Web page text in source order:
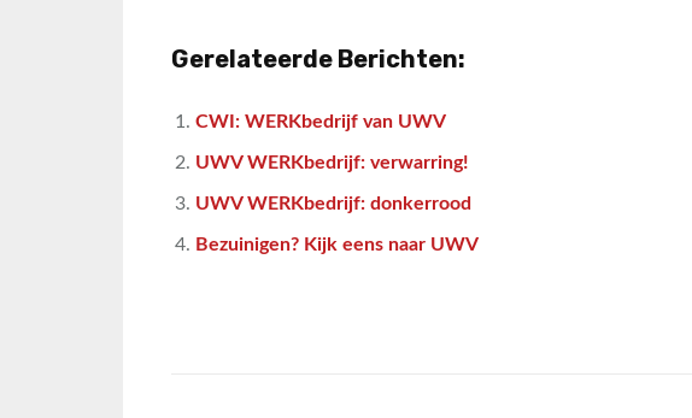
Gerelateerde Berichten:
CWI: WERKbedrijf van UWV
UWV WERKbedrijf: verwarring!
UWV WERKbedrijf: donkerrood
Bezuinigen? Kijk eens naar UWV